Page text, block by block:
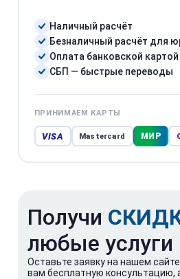
Наличный расчёт
Безналичный расчёт для
Оплата банковской картой
СБП — быстрые переводы
ПРИНИМАЕМ КАРТЫ
VISA Mastercard МИР
Получи
любые услуги
Оставьте заявку на нашем
вам бесплатную консультацию,